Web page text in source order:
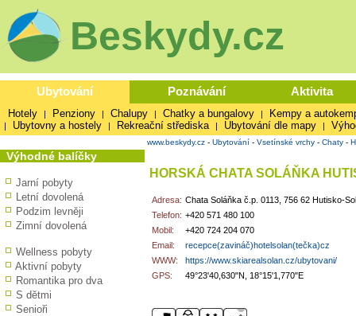
Beskydy.cz
Ubytování Poznávání Aktivita
Hotely | Penziony | Chalupy | Chatky a bungalovy | Kempy a
| Ubytovny a hostely | Rekreační střediska | Ubytování dle mapy |
Výhodné balíčky
Jarní pobyty
Letní dovolená
Podzim levněji
Zimní dovolená
Wellness pobyty
Aktivní pobyty
Romantika pro dva
S dětmi
Senioři
www.beskydy.cz - Ubytování - Vsetínské vrchy - Chaty -
HORSKÁ CHATA SOLÁŇKA
Adresa: Chata Soláňka č.p. 0113, 756 62 Hutisko-
Telefon: +420 571 480 100
Mobil:
+420 724 204 070
Email:
recepce(zavináč)hotelsolan(tečka)cz
WWW:
https://www.skiarealsolan.cz/ubytovani/
GPS:
49°23'40,630"N, 18°15'1,770"E